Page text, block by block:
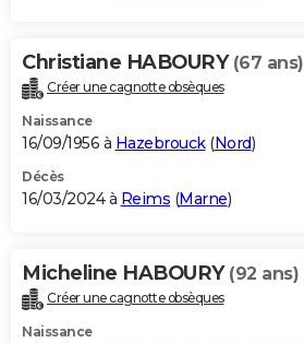
Christiane HABOURY (67 ans)
Créer une cagnotte obsèques
Naissance
16/09/1956 à Hazebrouck(Nord)
Décès
16/03/2024 à Reims (Marne)
Micheline HABOURY (92 ans)
Créer une cagnotte obsèques
Naissance